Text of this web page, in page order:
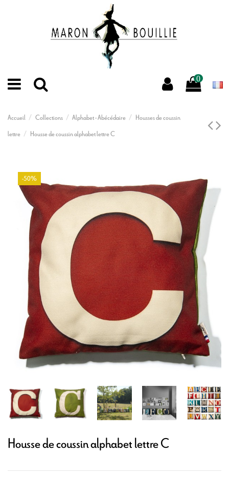
0
Accueil Collections Alphabet - Abécédaire
Housses de coussin
lettre
Housse de coussin alphabet lettre C
-50%
Housse de coussin alphabet lettre C